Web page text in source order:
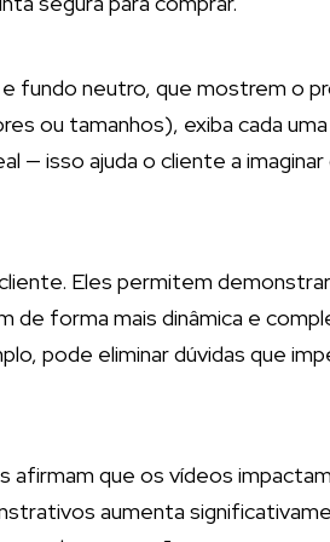
fundo neutro, que mostrem o
ou tamanhos), exiba cada uma
— isso ajuda o cliente a
Eles permitem
de forma mais dinâmica e
pode eliminar dúvidas que
afirmam que os vídeos
aumenta